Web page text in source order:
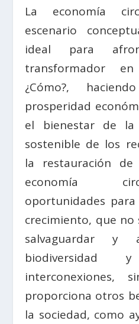
La economía
escenario
ideal para
transformador
¿Cómo?,
prosperidad
el bienestar de la
sostenible de los
la restauración
economía
oportunidades
crecimiento, que
salvaguardar y
interconexiones,
proporciona otros
la sociedad, como